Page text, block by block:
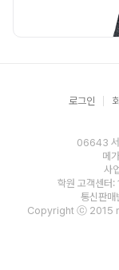
로그인
06643 서
메
사
학원 고객센
통신판
Copyright ⓒ 2015